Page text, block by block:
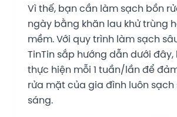
Vì thế, bạn cần làm sạch bồn
ngày bằng khăn lau khử trùng
mềm. Với quy trình làm sạch
TinTin sắp hướng dẫn dưới
thực hiện mỗi 1 tuần/lần để
rửa mặt của gia đình luôn sạch
sáng.